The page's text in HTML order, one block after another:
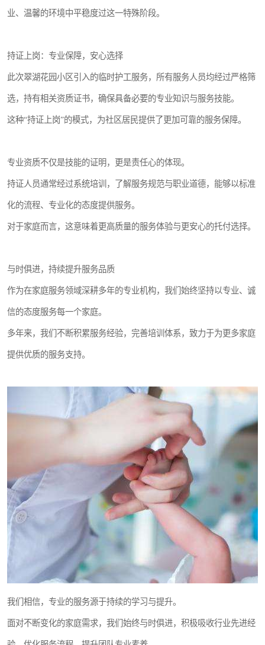
业、温馨的环境中平稳度过这一特殊阶段。
持证上岗：专业保障，安心选择
此次翠湖花园小区引入的临时护工服务，所有服务人员均经过严格筛
选，持有相关资质证书，确保具备必要的专业知识与服务技能。
这种“持证上岗”的模式，为社区居民提供了更加可靠的服务保障。
专业资质不仅是技能的证明，更是责任心的体现。
持证人员通常经过系统培训，了解服务规范与职业道德，能够以标准
化的流程、专业化的态度提供服务。
对于家庭而言，这意味着更高质量的服务体验与更安心的托付选择。
与时俱进，持续提升服务品质
作为在家庭服务领域深耕多年的专业机构，我们始终坚持以专业、诚
信的态度服务每一个家庭。
多年来，我们不断积累服务经验，完善培训体系，致力于为更多家庭
提供优质的服务支持。
我们相信，专业的服务源于持续的学习与提升。
面对不断变化的家庭需求，我们始终与时俱进，积极吸收行业先进经